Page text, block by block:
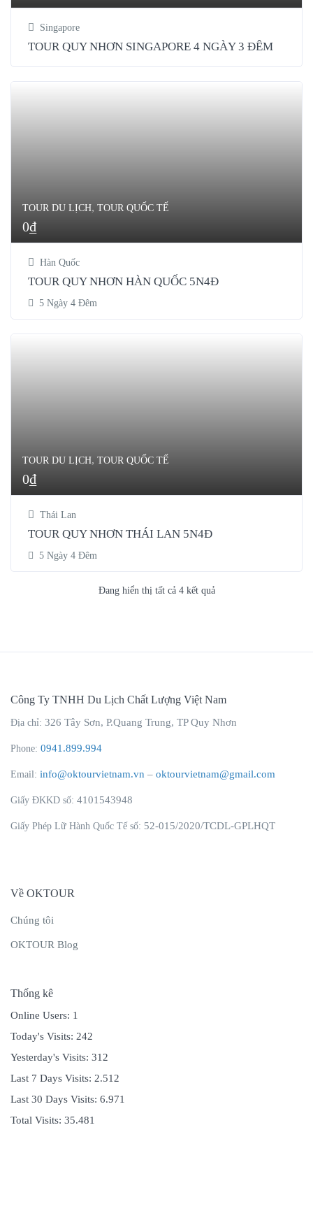
Singapore
TOUR QUY NHƠN SINGAPORE 4 NGÀY 3 ĐÊM
TOUR DU LỊCH, TOUR QUỐC TẾ
0₫
Hàn Quốc
TOUR QUY NHƠN HÀN QUỐC 5N4Đ
5 Ngày 4 Đêm
TOUR DU LỊCH, TOUR QUỐC TẾ
0₫
Thái Lan
TOUR QUY NHƠN THÁI LAN 5N4Đ
5 Ngày 4 Đêm
TOUR HỒ CHÍ MINH SULAWESI 5N4Đ
32.990.000
Đang hiển thị tất cả 4 kết quả
Công Ty TNHH Du Lịch Chất Lượng Việt Nam
Địa chỉ: 326 Tây Sơn, P.Quang Trung, TP Quy Nhơn
Phone: 0941.899.994
Email: info@oktourvietnam.vn – oktourvietnam@gmail.com
Giấy ĐKKD số: 4101543948
Giấy Phép Lữ Hành Quốc Tế số: 52-015/2020/TCDL-GPLHQT
Về OKTOUR
Chúng tôi
OKTOUR Blog
Thống kê
Online Users: 1
Today's Visits: 242
Yesterday's Visits: 312
Last 7 Days Visits: 2.512
Last 30 Days Visits: 6.971
Total Visits: 35.481